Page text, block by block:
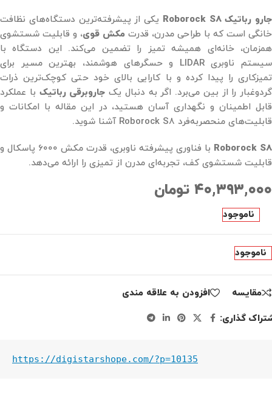
جارو رباتیک Roborock S8
یکی از پیشرفته‌ترین دستگاه‌های نظافت
خانگی است که با طراحی مدرن، قدرت مکش قوی، و قابلیت شستشوی
همزمان، خانه‌ای همیشه تمیز را تضمین می‌کند. این دستگاه با
سیستم ناوبری LIDAR و حسگرهای هوشمند، بهترین مسیر برای
تمیزکاری را پیدا کرده و با کارایی بالای خود حتی کوچک‌ترین ذرات
گردوغبار را از بین می‌برد. اگر به دنبال یک جاروبرقی رباتیک با عملکرد
قابل اطمینان و نگهداری آسان هستید، در این مقاله با امکانات و
قابلیت‌های منحصر‌به‌فرد Roborock S8 آشنا شوید.
Roborock S8
با فناوری پیشرفته ناوبری، قدرت مکش 6000 پاسکال و
قابلیت شستشوی کف، تجربه‌ای مدرن از تمیزی را ارائه می‌دهد.
۴۰,۳۹۳,۰۰۰ تومان
ناموجود
ناموجود
مقايسه
افزودن به علاقه مندی
گذاری:
https://digistarshope.com/?p=10135